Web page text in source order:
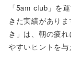
「5am club」を
きた実績があり
き」は、朝の疲
やすいヒントを与